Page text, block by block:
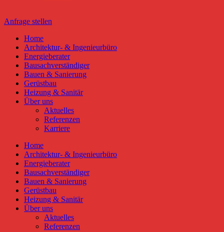
Anfrage stellen
Home
Architektur- & Ingenieurbüro
Energieberater
Bausachverständiger
Bauen & Sanierung
Gerüstbau
Heizung & Sanitär
Über uns
Aktuelles
Referenzen
Karriere
Home
Architektur- & Ingenieurbüro
Energieberater
Bausachverständiger
Bauen & Sanierung
Gerüstbau
Heizung & Sanitär
Über uns
Aktuelles
Referenzen